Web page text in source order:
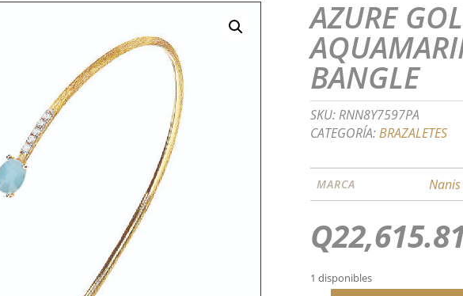
AZURE
BANGLE
SKU:RNN8Y7597PA
CATEGORÍA:BRAZALETES
MARCA Nanis
Q
1 disponibles